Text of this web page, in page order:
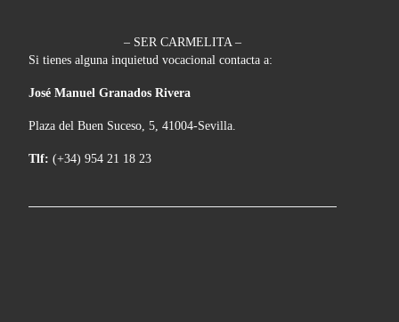
– SER CARMELITA –
Si tienes alguna inquietud vocacional contacta a:
José Manuel Granados Rivera
Plaza del Buen Suceso, 5, 41004-Sevilla.
Tlf: (+34) 954 21 18 23